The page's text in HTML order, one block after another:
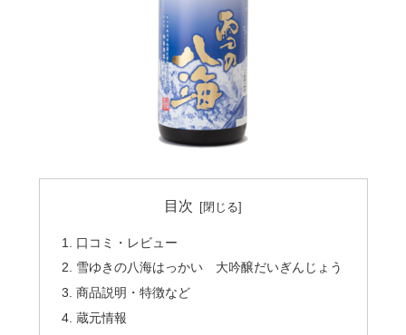
目次
口コミ・レビュー
雪ゆきの八海はっかい 大吟醸だいぎんじょう
商品説明・特徴など
蔵元情報